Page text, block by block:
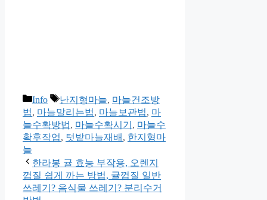
카
테
고
리
Info
태
그
난지형마늘, 마늘건조방
법, 마늘말리는법, 마늘보관법, 마
늘수확방법, 마늘수확시기 , 마늘수
확후작업, 텃밭마늘재배 , 한지형마
늘
한라봉 귤 효능 부작용, 오렌지
껍질 쉽게 까는 방법, 귤껍질 일반
쓰레기? 음식물 쓰레기? 분리수거